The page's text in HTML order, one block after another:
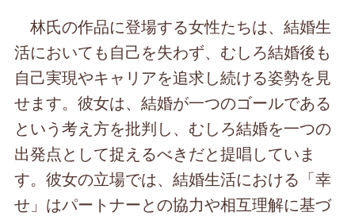
林氏の作品に登場する女性たちは、結婚生
活においても自己を失わず、むしろ結婚後も
自己実現やキャリアを追求し続ける姿勢を見
せます。彼女は、結婚が一つのゴールである
という考え方を批判し、むしろ結婚を一つの
出発点として捉えるべきだと提唱していま
す。彼女の立場では、結婚生活における「幸
せ」はパートナーとの協力や相互理解に基づ